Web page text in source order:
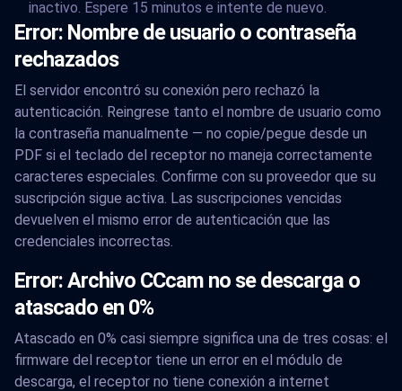
inactivo. Espere 15 minutos e intente de nuevo.
Error: Nombre de usuario o contraseña
rechazados
El servidor encontró su conexión pero rechazó la
autenticación. Reingrese tanto el nombre de usuario como
la contraseña manualmente — no copie/pegue desde un
PDF si el teclado del receptor no maneja correctamente
caracteres especiales. Confirme con su proveedor que su
suscripción sigue activa. Las suscripciones vencidas
devuelven el mismo error de autenticación que las
credenciales incorrectas.
Error: Archivo CCcam no se descarga o
atascado en 0%
Atascado en 0% casi siempre significa una de tres cosas: el
firmware del receptor tiene un error en el módulo de
descarga, el receptor no tiene conexión a internet